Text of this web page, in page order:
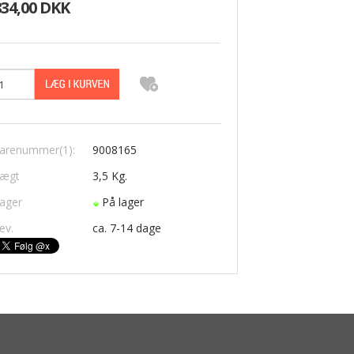
DKK
9008165
3,5 Kg.
På lager
ca. 7-14 dage